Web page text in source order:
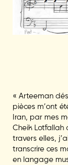
« Arteeman
pièces m’ont
Iran, par mes
Cheik Lotfallah
travers elles,
transcrire ces
en langage